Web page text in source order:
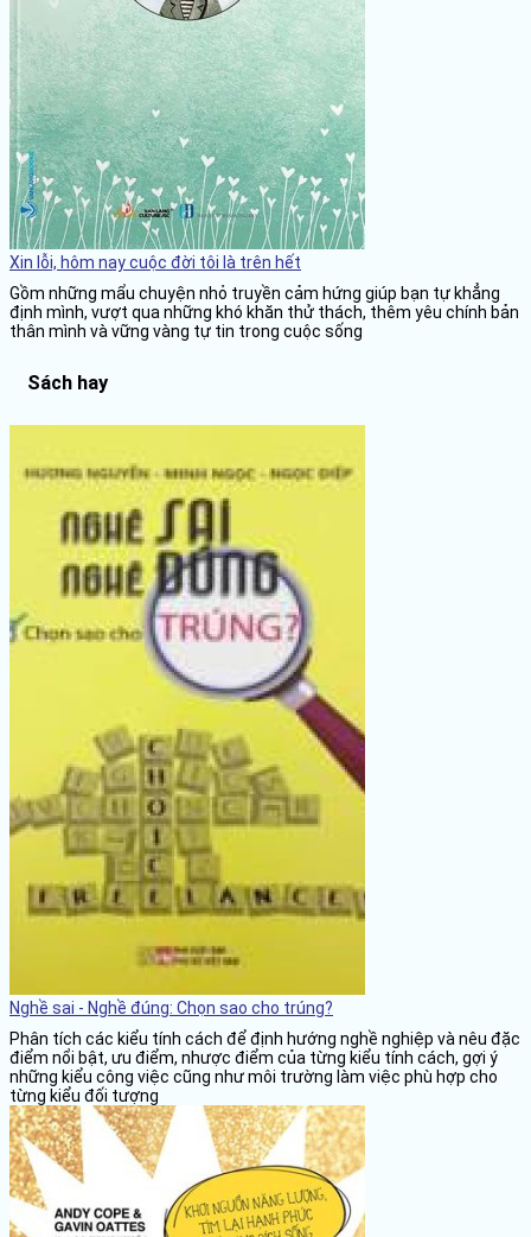
Xin lỗi, hôm nay cuộc đời tôi là trên hết
Gồm những mẩu chuyện nhỏ truyền cảm hứng giúp bạn tự khẳng
định mình, vượt qua những khó khăn thử thách, thêm yêu chính bản
thân mình và vững vàng tự tin trong cuộc sống
Sách hay
Nghề sai - Nghề đúng: Chọn sao cho trúng?
Phân tích các kiểu tính cách để định hướng nghề nghiệp và nêu đặc
điểm nổi bật, ưu điểm, nhược điểm của từng kiểu tính cách, gợi ý
những kiểu công việc cũng như môi trường làm việc phù hợp cho
từng kiểu đối tượng